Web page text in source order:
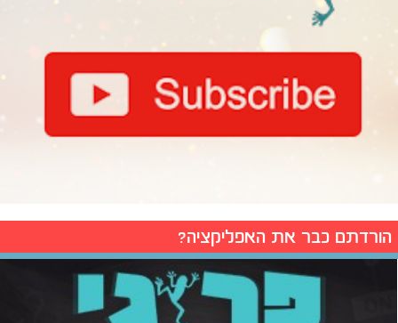
הורדתם כבר את האפליקציה?